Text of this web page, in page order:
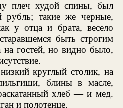
плеч худой спины, был
рубль; такие же черные,
у отца и брата, весело
быть строгим
на гостей, но видно было,
круглый столик, на
блины в масле,
хлеб — и мед.
и полотенце.